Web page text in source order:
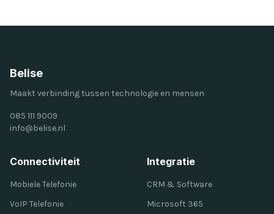
Belise
Maakt verbinding tussen technologie en mensen
085 111 9009
info@belise.nl
Connectiviteit
Mobiele Telefonie
VoIP Telefonie
Integratie
CRM & Software
Microsoft 365